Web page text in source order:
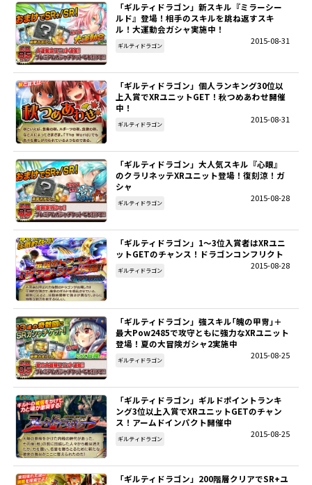
「ギルティドラゴン」新スキル『ミラーシー
ルド』登場！相手のスキルを跳ね返すスキ
ル！大運動会ガシャ実施中！
2015-08-31
ギルティドラゴン
「ギルティドラゴン」個人ランキング30位以
上入賞でXRユニットGET！秋つめあわせ開催
中！
2015-08-31
ギルティドラゴン
「ギルティドラゴン」大人気スキル『心眼』
のクラリネッテXRユニット登場！復刻涼！ガ
シャ
2015-08-28
ギルティドラゴン
「ギルティドラゴン」1～3位入賞者はXRユニ
ットGETのチャンス！ドラゴンコンフリクト
2015-08-28
ギルティドラゴン
「ギルティドラゴン」強スキル｢魄の甲冑｣＋
最大Pow2485で攻守ともに強力なXRユニット
登場！夏の大冒険ガシャ2実施中
2015-08-25
ギルティドラゴン
「ギルティドラゴン」ギルドポイントランキ
ング3位以上入賞でXRユニットGETのチャン
ス！アームドインパクト開催中
2015-08-25
ギルティドラゴン
「ギルティドラゴン」200階層クリアでSR+ユ